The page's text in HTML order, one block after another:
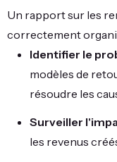
Un rapport sur les
correctement
Identifier le
modèles de
résoudre les
Surveiller
les revenus